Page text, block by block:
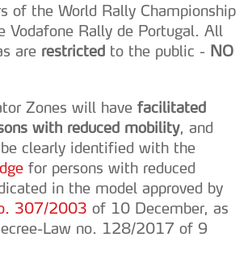
of the World Rally Championship
Vodafone Rally de Portugal. All
are restricted to the public - NO
Zones will have facilitated
with reduced mobility, and
clearly identified with the
for persons with reduced
in the model approved by
307/2003 of 10 December, as
Law no. 128/2017 of 9